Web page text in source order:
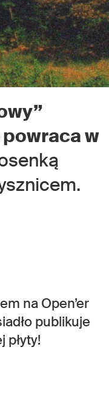
w
na Open’er
publikuje
płyty!